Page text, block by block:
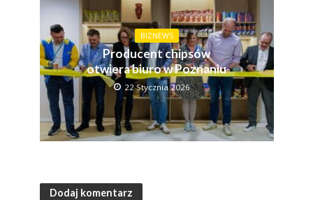
BIZNEWS
Producent chipsów
otwiera biuro w Poznaniu
22 Stycznia 2026
Dodaj komentarz